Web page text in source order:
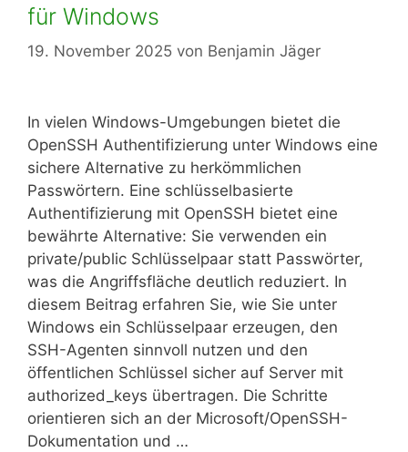
für Windows
19. November 2025 von Benjamin Jäger
In vielen Windows-Umgebungen bietet die
OpenSSH Authentifizierung unter Windows eine
sichere Alternative zu herkömmlichen
Passwörtern. Eine schlüsselbasierte
Authentifizierung mit OpenSSH bietet eine
bewährte Alternative: Sie verwenden ein
private/public Schlüsselpaar statt Passwörter,
was die Angriffsfläche deutlich reduziert. In
diesem Beitrag erfahren Sie, wie Sie unter
Windows ein Schlüsselpaar erzeugen, den
SSH-Agenten sinnvoll nutzen und den
öffentlichen Schlüssel sicher auf Server mit
authorized_keys übertragen. Die Schritte
orientieren sich an der Microsoft/OpenSSH-
Dokumentation und …